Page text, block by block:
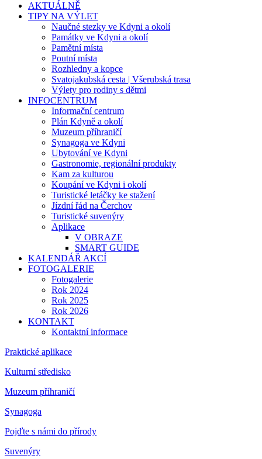
AKTUÁLNĚ
TIPY NA VÝLET
Naučné stezky ve Kdyni a okolí
Památky ve Kdyni a okolí
Pamětní místa
Poutní místa
Rozhledny a kopce
Svatojakubská cesta | Všerubská trasa
Výlety pro rodiny s dětmi
INFOCENTRUM
Informační centrum
Plán Kdyně a okolí
Muzeum příhraničí
Synagoga ve Kdyni
Ubytování ve Kdyni
Gastronomie, regionální produkty
Kam za kulturou
Koupání ve Kdyni i okolí
Turistické letáčky ke stažení
Jízdní řád na Čerchov
Turistické suvenýry
Aplikace
V OBRAZE
SMART GUIDE
KALENDÁŘ AKCÍ
FOTOGALERIE
Fotogalerie
Rok 2024
Rok 2025
Rok 2026
KONTAKT
Kontaktní informace
Praktické aplikace
Kulturní středisko
Muzeum příhraničí
Synagoga
Pojďte s námi do přírody
Suvenýry